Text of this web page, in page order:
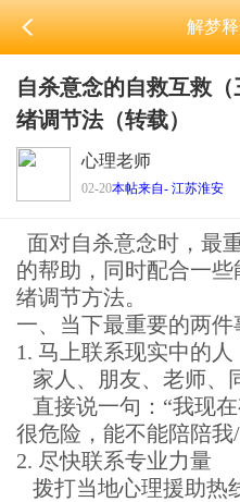
解梦
自杀意念的自救互救
绪调节法（转载）
心理老师
02-20本帖来自- 江苏淮安
面对自杀意念时，最
的帮助，同时配合一
绪调节方法。
一、当下最重要的两件
1. 马上联系现实中的人
家人、朋友、老师、
直接说一句：“我现
很危险，能不能陪陪我
2. 尽快联系专业力量
拨打当地心理援助热